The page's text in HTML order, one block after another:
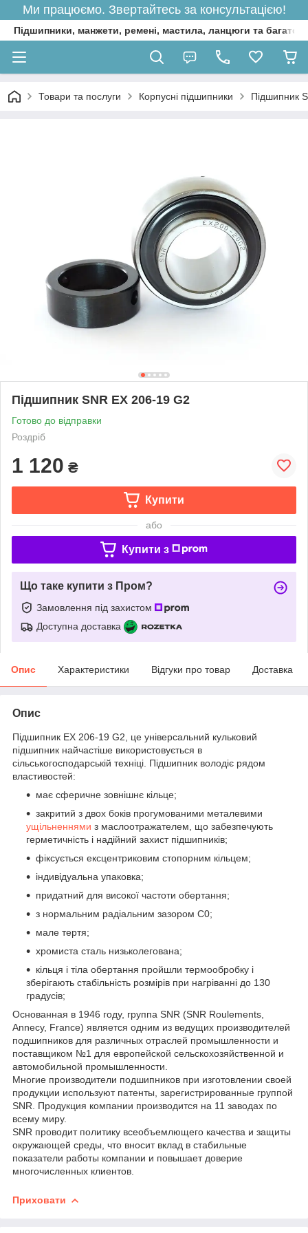
Ми працюємо. Звертайтесь за консультацією!
Підшипники, манжети, ремені, мастила, ланцюги та багато
Товари та послуги Корпусні підшипники Підшипник
Підшипник SNR EX 206-19 G2
Готово до відправки
Роздріб
1 120 ₴
Купити
або
Купити з
Що таке купити з Пром?
Замовлення під захистом
Доступна доставка
Опис Характеристики Відгуки про товар Доставка
Опис
Підшипник EX 206-19 G2, це універсальний кульковий
підшипник найчастіше використовується в
сільськогосподарській техніці. Підшипник володіє рядом
властивостей:
має сферичне зовнішнє кільце;
закритий з двох боків прогумованими металевими
ущільненнями з маслоотражателем, що забезпечують
герметичність і надійний захист підшипників;
фіксується ексцентриковим стопорним кільцем;
індивідуальна упаковка;
придатний для високої частоти обертання;
з нормальним радіальним зазором С0;
мале тертя;
хромиста сталь низьколегована;
кільця і тіла обертання пройшли термообробку і
зберігають стабільність розмірів при нагріванні до 130
градусів;
Основанная в 1946 году, группа SNR (SNR Roulements,
Annecy, France) является одним из ведущих производителей
подшипников для различных отраслей промышленности и
поставщиком №1 для европейской сельскохозяйственной и
автомобильной промышленности.
Многие производители подшипников при изготовлении своей
продукции используют патенты, зарегистрированные группой
SNR. Продукция компании производится на 11 заводах по
всему миру.
SNR проводит политику всеобъемлющего качества и защиты
окружающей среды, что вносит вклад в стабильные
показатели работы компании и повышает доверие
многочисленных клиентов.
Приховати